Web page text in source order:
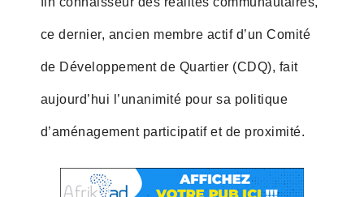
ce dernier, ancien membre actif d’un Comité
de Développement de Quartier (CDQ), fait
aujourd’hui l’unanimité pour sa politique
d’aménagement participatif et de proximité.